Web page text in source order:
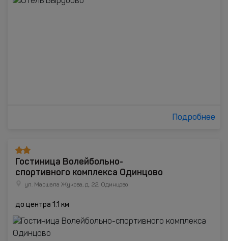
Подробнее
Гостиница Волейбольно-
спортивного комплекса Одинцово
ул. Маршала Жукова, д. 22, Одинцово
до центра 1.1 км